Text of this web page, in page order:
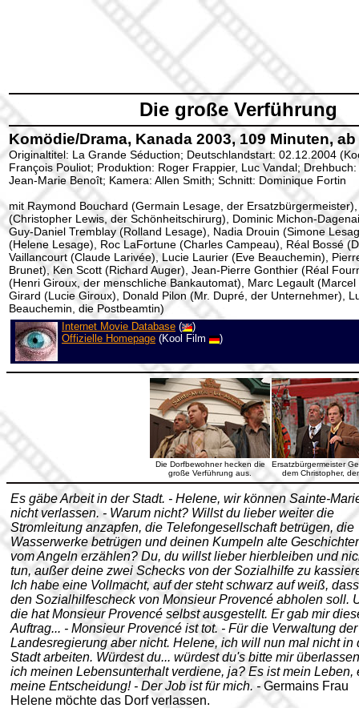
Die große Verführung
Komödie/Drama, Kanada 2003, 109 Minuten, ab
Originaltitel: La Grande Séduction; Deutschlandstart: 02.12.2004
François Pouliot; Produktion: Roger Frappier, Luc Vandal;
Jean-Marie Benoît; Kamera: Allen Smith; Schnitt: Dominique Fortin
mit Raymond Bouchard (Germain Lesage, der
(Christopher Lewis, der Schönheitschirurg), Dominic Michon-
Guy-Daniel Tremblay (Rolland Lesage), Nadia Drouin (Simone
(Helene Lesage), Roc LaFortune (Charles Campeau), Réal Bossé
Vaillancourt (Claude Larivée), Lucie Laurier (Eve Beauchemin),
Brunet), Ken Scott (Richard Auger), Jean-Pierre Gonthier (Réal
(Henri Giroux, der menschliche Bankautomat), Marc Legault
Girard (Lucie Giroux), Donald Pilon (Mr. Dupré, der Unternehmer),
Beauchemin, die Postbeamtin)
Internet Movie Database (
)
Offizielle Homepage (Kool Film )
Die Dorfbewohner hecken die
große Verführung aus.
Ersatzbürgermeister
dem Christopher,
Es gäbe Arbeit in der Stadt. - Helene, wir können Sainte-
nicht verlassen. - Warum nicht? Willst du lieber weiter die
Stromleitung anzapfen, die Telefongesellschaft betrügen, die
Wasserwerke betrügen und deinen Kumpeln alte
vom Angeln erzählen? Du, du willst lieber hierbleiben und
tun, außer deine zwei Schecks von der Sozialhilfe zu
Ich habe eine Vollmacht, auf der steht schwarz auf weiß,
den Sozialhilfescheck von MonsieurProvencé abholen soll.
die hatMonsieur Provencé selbst ausgestellt. Er gab mir
Auftrag... - MonsieurProvencé ist tot. - Für die Verwaltung der
Landesregierung aber nicht. Helene, ich will nun mal nicht in
Stadt arbeiten. Würdest du... würdest du's bitte mir
ich meinen Lebensunterhalt verdiene, ja? Es ist mein Leben,
meine Entscheidung! - Der Job ist für mich. - Germains Frau
Helene möchte das Dorf verlassen.